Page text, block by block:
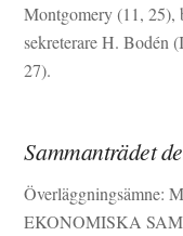
Montgomery (11, 25),
sekreterare H. Bodén
27).
Sammanträdet
EKONOMISKA